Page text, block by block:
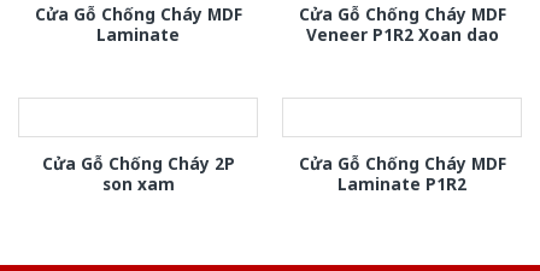
Cửa Gỗ Chống Cháy MDF
Laminate
Cửa Gỗ Chống Cháy MDF
Veneer P1R2 Xoan dao
Cửa Gỗ Chống Cháy 2P
son xam
Cửa Gỗ Chống Cháy MDF
Laminate P1R2